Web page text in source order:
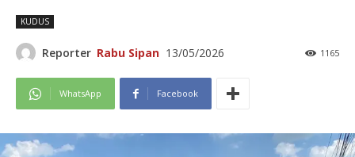
KUDUS
Reporter Rabu Sipan 13/05/2026 1165
WhatsApp Facebook